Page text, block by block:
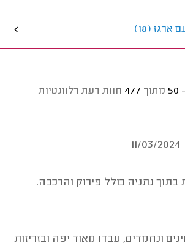
ארגז (18)
מתוך 477 חוות דעת רלוונטיות
11/03/2024
בתוך נתניה כולל פירוק והרכבה.
ונחמדים, עבדו מאוד יפה ובזריזות